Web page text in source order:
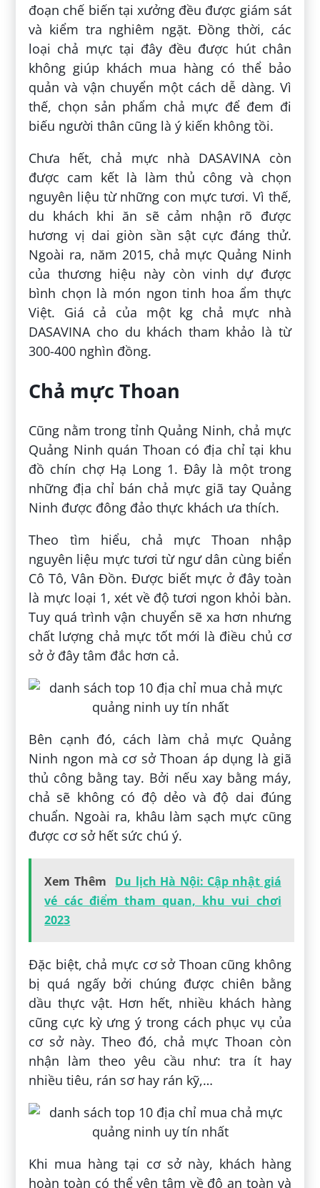
đoạn chế biến tại xưởng đều được giám sát
và kiểm tra nghiêm ngặt. Đồng thời, các
loại chả mực tại đây đều được hút chân
không giúp khách mua hàng có thể bảo
quản và vận chuyển một cách dễ dàng. Vì
thế, chọn sản phẩm chả mực để đem đi
biếu người thân cũng là ý kiến không tồi.
Chưa hết, chả mực nhà DASAVINA còn
được cam kết là làm thủ công và chọn
nguyên liệu từ những con mực tươi. Vì thế,
du khách khi ăn sẽ cảm nhận rõ được
hương vị dai giòn sần sật cực đáng thử.
Ngoài ra, năm 2015, chả mực Quảng Ninh
của thương hiệu này còn vinh dự được
bình chọn là món ngon tinh hoa ẩm thực
Việt. Giá cả của một kg chả mực nhà
DASAVINA cho du khách tham khảo là từ
300-400 nghìn đồng.
Chả mực Thoan
Cũng nằm trong tỉnh Quảng Ninh, chả mực
Quảng Ninh quán Thoan có địa chỉ tại khu
đồ chín chợ Hạ Long 1. Đây là một trong
những địa chỉ bán chả mực giã tay Quảng
Ninh được đông đảo thực khách ưa thích.
Theo tìm hiểu, chả mực Thoan nhập
nguyên liệu mực tươi từ ngư dân cùng biển
Cô Tô, Vân Đồn. Được biết mực ở đây toàn
là mực loại 1, xét về độ tươi ngon khỏi bàn.
Tuy quá trình vận chuyển sẽ xa hơn nhưng
chất lượng chả mực tốt mới là điều chủ cơ
sở ở đây tâm đắc hơn cả.
Bên cạnh đó, cách làm chả mực Quảng
Ninh ngon mà cơ sở Thoan áp dụng là giã
thủ công bằng tay. Bởi nếu xay bằng máy,
chả sẽ không có độ dẻo và độ dai đúng
chuẩn. Ngoài ra, khâu làm sạch mực cũng
được cơ sở hết sức chú ý.
Xem Thêm
Du lịch Hà Nội: Cập nhật giá
vé các điểm tham quan, khu vui chơi
2023
Đặc biệt, chả mực cơ sở Thoan cũng không
bị quá ngấy bởi chúng được chiên bằng
dầu thực vật. Hơn hết, nhiều khách hàng
cũng cực kỳ ưng ý trong cách phục vụ của
cơ sở này. Theo đó, chả mực Thoan còn
nhận làm theo yêu cầu như: tra ít hay
nhiều tiêu, rán sơ hay rán kỹ,…
Khi mua hàng tại cơ sở này, khách hàng
hoàn toàn có thể yên tâm về độ an toàn và